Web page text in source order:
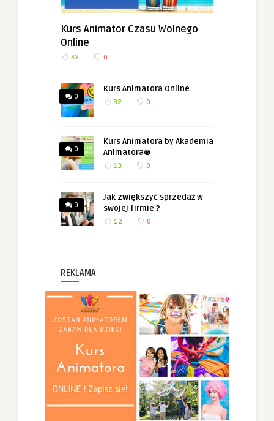
Kurs Animator Czasu Wolnego
Online
32 0
0
Kurs Animatora Online
32 0
0
Kurs Animatora by Akademia
Animatora®
13 0
0
Jak zwiększyć sprzedaż w
swojej firmie ?
12 0
REKLAMA